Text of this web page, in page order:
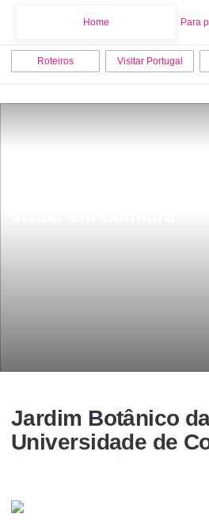
Home Para
Roteiros Visitar Portugal
Jardim Botânico
Universidade de